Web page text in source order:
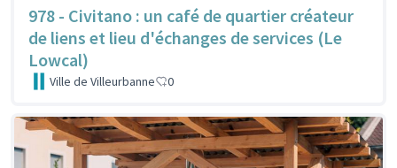
978 - Civitano : un café de quartier créateur
de liens et lieu d'échanges de services (Le
Lowcal)
Ville de Villeurbanne 0